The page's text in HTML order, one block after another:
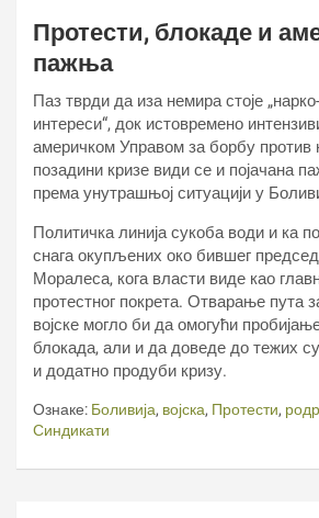
Протести, блокаде и
пажња
Паз тврди да иза немира стоје
интереси“, док истовремено
америчком Управом за борбу против
позадини кризе види се и појачана
према унутрашњој ситуацији у
Политичка линија сукоба води и ка
снага окупљених око бившег
Моралеса, кога власти виде као
протестног покрета. Отварање пута
војске могло би да омогући
блокада, али и да доведе до тежих
и додатно продуби кризу.
Ознаке: Боливија, војска, Протести,
Синдикати